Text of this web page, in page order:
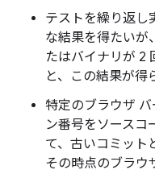
テストを繰り返し
な結果を得たいが
たはバイナリが 2
と、この結果が得
特定のブラウザ
ン番号をソースコ
て、古いコミット
その時点のブラウ